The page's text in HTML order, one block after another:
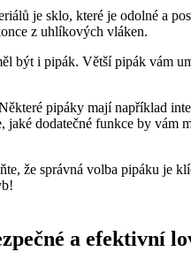
je sklo, které je odolné a
z uhlíkových vláken.
i​ pipák. Větší pipák vám
pipáky mají například
dodatečné funkce⁤ by vám
že správná volba pipáku je
a ‌efektivní⁤